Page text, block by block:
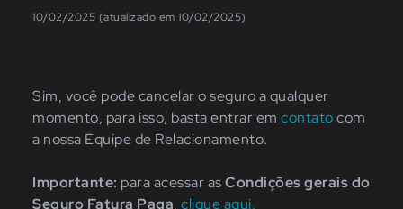
10/02/2025 (atualizado em 10/02/2025)
Sim, você pode cancelar o seguro a qualquer
momento, para isso, basta entrar em contatocom
a nossa Equipe de Relacionamento.
Importante: para acessar asCondições gerais do
Seguro Fatura Paga, clique aqui.